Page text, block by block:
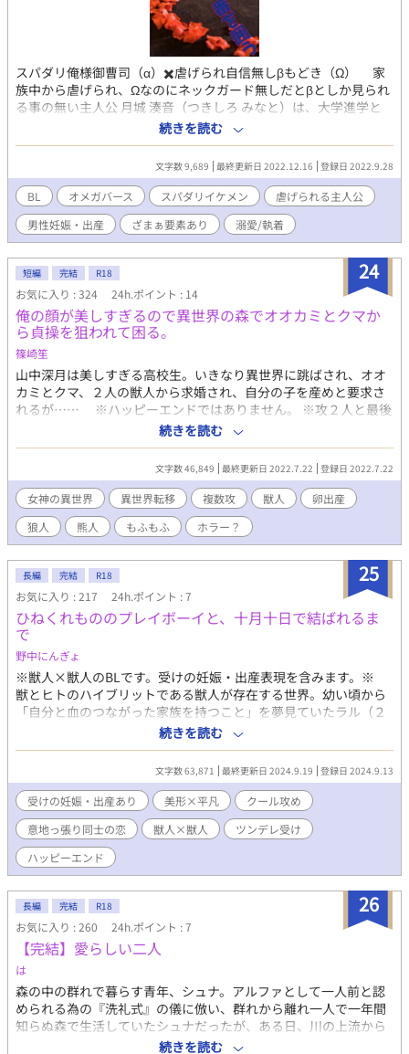
スパダリ俺様御曹司（α）✖️虐げられ自信無しβもどき（Ω） 家
族中から虐げられ、Ωなのにネックガード無しだとβとしか見られ
る事の無い主人公 月城 湊音（つきしろ みなと）は、大学進学と
同時に実家を出て祖父母と暮らすようになる。 一方、超有名大
財閥のCEOであり、αとしてもトップクラスな 八神 龍哉（やがみ
たつや）は、老若男女を問わず小さな頃からモッテモテ…人間不
信一歩手前になってしまったが、ホテルのバンケットスタッフと
して働く、湊音を一目見て（香りを嗅いで？）自分の運命の番で
あると分かり、部屋に連れ込み既成事実を作りどんどんと湊音を
囲い込んでいく。 龍哉の両親は、湊音が自分達の息子よりも気
に入り、2人の関係に大賛成。 むしろ、とっとと結婚してしま
え！とけしかけ、さらには龍哉のざまぁ計画に一枚かませろとゴ
リ押ししてくる。 ※オメガバース設定で、男女性の他に第二の性
とも言われる α・β・Ω の3つの性がある。 ※Ωは、男女共にαとβ
の子供を産むことが出来るが、番になれるのはαとだけ。 ※上記
設定の為、男性妊娠・出産の表記あり。 ※表紙は、簡単表紙メー
カーさんで作成致しました。
続きを読む
文字数 9,689 最終更新日 2022.12.16 登録日 2022.9.28
BL オメガバース スパダリイケメン
虐げられる主人公
男性妊娠・出産
ざまぁ要素あり 溺愛/執着
24
短編 完結 R18
お気に入り : 324 24h.ポイント : 14
俺の顔が美しすぎるので異世界の森でオオカミとクマか
ら貞操を狙われて困る。
篠崎笙
山中深月は美しすぎる高校生。いきなり異世界に跳ばされ、オオ
カミとクマ、２人の獣人から求婚され、自分の子を産めと要求さ
れるが…… ※ハッピーエンドではありません。 ※攻２人と最後
までしますが３Ｐはなし。 ※妊娠・出産（卵）しますが、詳細な
描写はありません。
続きを読む
文字数 46,849 最終更新日 2022.7.22 登録日 2022.7.22
女神の異世界 異世界転移 複数攻 獣人
卵出産
狼人
熊人 もふもふ ホラー？
25
長編 完結 R18
お気に入り : 217 24h.ポイント : 7
ひねくれもののプレイボーイと、十月十日で結ばれるま
で
野中にんぎょ
※獣人×獣人のBLです。受けの妊娠・出産表現を含みます。※
獣とヒトのハイブリットである獣人が存在する世界。幼い頃から
「自分と血のつながった家族を持つこと」を夢見ていたラル（２
５歳・雑種のネコの獣人）は獣人街一のプレイボーイであるミメ
イ（２３歳・純血種のロシアンブルーの獣人）から「ミメイに迷
惑をかけない」ことを条件に子種を分けてもらうことに成功す
る。 無事受胎し喜ぶラルだったが今度は妊娠にまつわるマイナ
ートラブルに悩まされるように。つわりで蹲っていたところをミ
メイに助けられるラルだったが、ミメイは家族というものに嫌気
が差していて――。 いじっぱりで少しひねくれた二匹と、ラル
のお腹に宿る小さないのち。十月十日ののち、三匹が選ぶ未来と
は？ 確かにここにある、ありふれた、この世界にたった一つの
続きを読む
文字数 63,871 最終更新日 2024.9.19 登録日 2024.9.13
受けの妊娠・出産あり 美形×平凡
クール攻め
意地っ張り同士の恋
獣人×獣人
ツンデレ受け
ハッピーエンド
26
長編 完結 R18
お気に入り : 260 24h.ポイント : 7
【完結】愛らしい二人
は
森の中の群れで暮らす青年、シュナ。アルファとして一人前と認
められる為の『洗礼式』の儀に倣い、群れから離れ一人で一年間
知らぬ森で生活していたシュナだったが、ある日、川の上流から
流れてきた少年ノアを見つけ、助け保護する事に。 淡々と進むア
続きを読む